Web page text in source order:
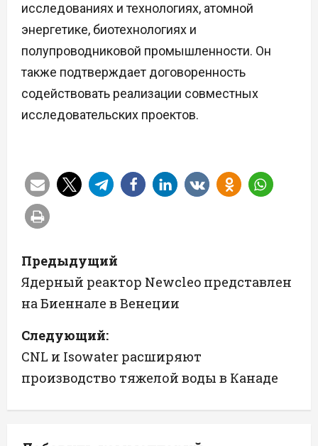
исследованиях и технологиях, атомной
энергетике, биотехнологиях и
полупроводниковой промышленности. Он
также подтверждает договоренность
содействовать реализации совместных
исследовательских проектов.
Н
а
в
и
г
а
Предыдущий
Ядерный реактор Newcleo представлен
на Биеннале в Венеции
Следующий:
CNL и Isowater расширяют
производство тяжелой воды в Канаде